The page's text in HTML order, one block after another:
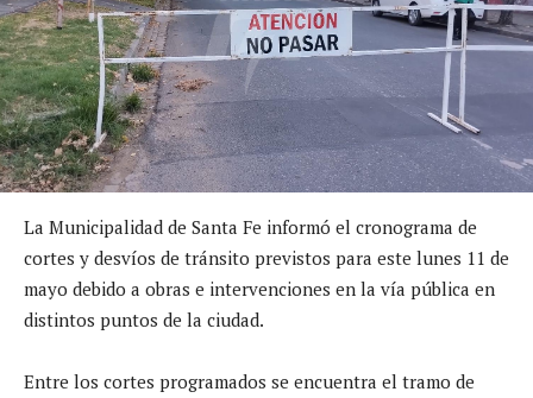
La Municipalidad de Santa Fe informó el cronograma de
cortes y desvíos de tránsito previstos para este lunes 11 de
mayo debido a obras e intervenciones en la vía pública en
distintos puntos de la ciudad.
Entre los cortes programados se encuentra el tramo de